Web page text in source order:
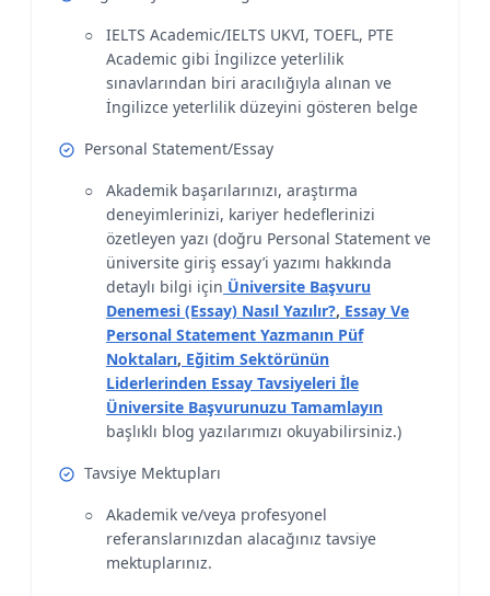
IELTS Academic/IELTS UKVI, TOEFL, PTE
Academic gibi İngilizce yeterlilik
sınavlarından biri aracılığıyla alınan ve
İngilizce yeterlilik düzeyini gösteren belge
Personal Statement/Essay
Akademik başarılarınızı, araştırma
deneyimlerinizi, kariyer hedeflerinizi
özetleyen yazı (doğru Personal Statement ve
üniversite giriş essay’i yazımı hakkında
detaylı bilgi için Üniversite Başvuru
Denemesi (Essay) Nasıl Yazılır?, Essay Ve
Personal Statement Yazmanın Püf
Noktaları, Eğitim Sektörünün
Liderlerinden Essay Tavsiyeleri İle
Üniversite Başvurunuzu Tamamlayın
başlıklı blog yazılarımızı okuyabilirsiniz.)
Tavsiye Mektupları
Akademik ve/veya profesyonel
referanslarınızdan alacağınız tavsiye
mektuplarınız.